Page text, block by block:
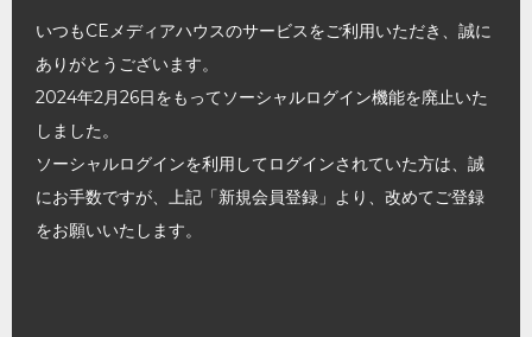
いつもCEメディアハウスのサービスをご利用いただき、誠に
ありがとうございます。
2024年2月26日をもってソーシャルログイン機能を廃止いた
しました。
ソーシャルログインを利用してログインされていた方は、誠
にお手数ですが、上記「新規会員登録」より、改めてご登録
をお願いいたします。